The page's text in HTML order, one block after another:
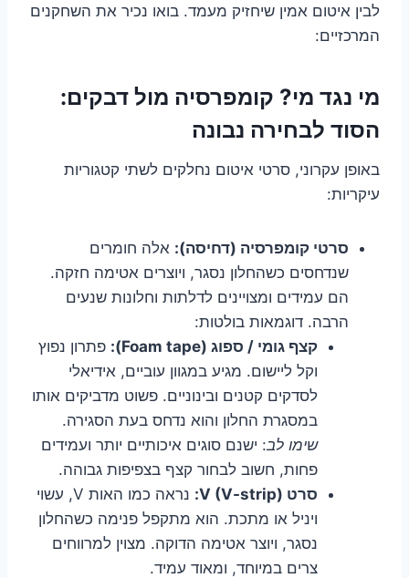
לבין איטום אמין שיחזיק מעמד. בואו נכיר את השחקנים
המרכזיים:
מי נגד מי? קומפרסיה מול דבקים:
הסוד לבחירה נבונה
באופן עקרוני, סרטי איטום נחלקים לשתי קטגוריות
עיקריות:
סרטי קומפרסיה (דחיסה): אלה חומרים
שנדחסים כשהחלון נסגר, ויוצרים אטימה חזקה.
הם עמידים ומצויינים לדלתות וחלונות שנעים
הרבה. דוגמאות בולטות:
קצף גומי / ספוג (Foam tape):
פתרון נפוץ
וקל ליישום. מגיע במגוון עוביים, אידיאלי
לסדקים קטנים ובינוניים. פשוט מדביקים אותו
במסגרת החלון והוא נדחס בעת הסגירה.
שימו לב: ישנם סוגים איכותיים יותר ועמידים
פחות, חשוב לבחור קצף בצפיפות גבוהה.
סרט V (V-strip):
נראה כמו האות V, עשוי
ויניל או מתכת. הוא מתקפל פנימה כשהחלון
נסגר, ויוצר אטימה הדוקה. מצוין למרווחים
צרים במיוחד, ומאוד עמיד.